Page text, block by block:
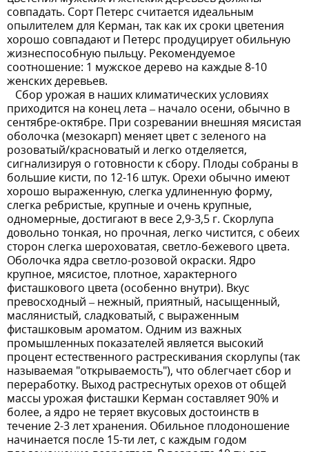
совпадать. Сорт Петерс считается идеальным
опылителем для Керман, так как их сроки цветения
хорошо совпадают и Петерс продуцирует обильную
жизнеспособную пыльцу. Рекомендуемое
соотношение: 1 мужское дерево на каждые 8-10
женских деревьев.
Сбор урожая в наших климатических условиях
приходится на конец лета – начало осени, обычно в
сентябре-октябре. При созревании внешняя мясистая
оболочка (мезокарп) меняет цвет с зеленого на
розоватый/красноватый и легко отделяется,
сигнализируя о готовности к сбору. Плоды собраны в
большие кисти, по 12-16 штук. Орехи обычно имеют
хорошо выраженную, слегка удлиненную форму,
слегка ребристые, крупные и очень крупные,
одномерные, достигают в весе 2,9-3,5 г. Скорлупа
довольно тонкая, но прочная, легко чистится, с обеих
сторон слегка шероховатая, светло-бежевого цвета.
Оболочка ядра светло-розовой окраски. Ядро
крупное, мясистое, плотное, характерного
фисташкового цвета (особенно внутри). Вкус
превосходный – нежный, приятный, насыщенный,
маслянистый, сладковатый, с выраженным
фисташковым ароматом. Одним из важных
промышленных показателей является высокий
процент естественного растрескивания скорлупы (так
называемая "открываемость"), что облегчает сбор и
переработку. Выход растреснутых орехов от общей
массы урожая фисташки Керман составляет 90% и
более, а ядро не теряет вкусовых достоинств в
течение 2-3 лет хранения. Обильное плодоношение
начинается после 15-ти лет, с каждым годом